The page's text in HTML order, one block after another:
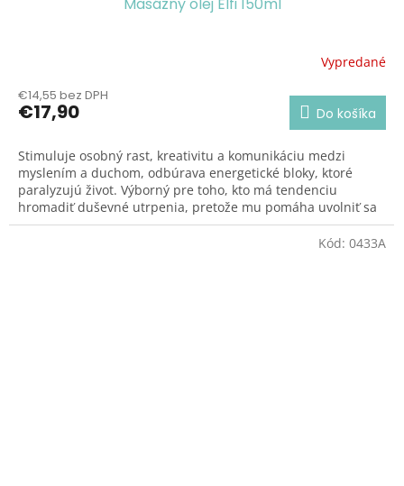
Masážny olej Elfi 150ml
produktu
je
z
5
hviezdičiek.
Vypredané
€14,55 bez DPH
€17,90 Do košíka
Stimuluje osobný rast, kreativitu a komunikáciu medzi
myslením a duchom, odbúrava energetické bloky, ktoré
paralyzujú život. Výborný pre toho, kto má tendenciu
hromadiť duševné utrpenia, pretože mu pomáha uvolniť sa
a nájsť rovnováhu. Uvolňuje napätie v brušnej
Kód: 0433A